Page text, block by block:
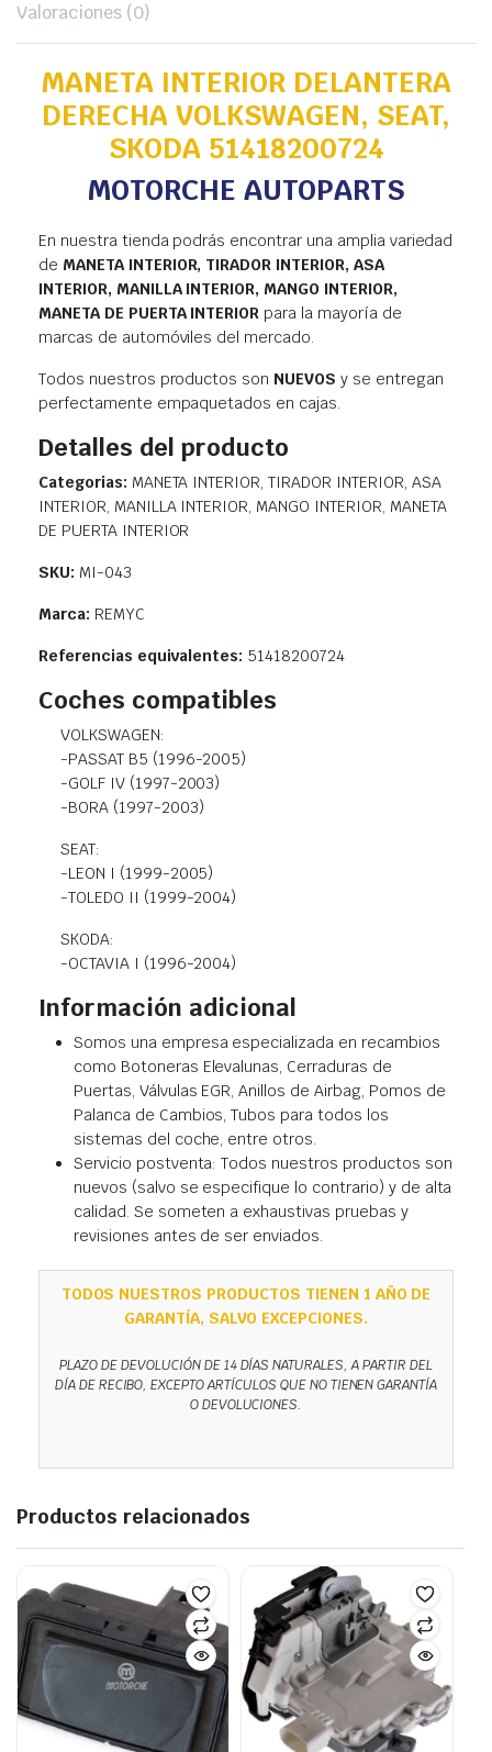
Valoraciones (0)
MANETA INTERIOR DELANTERA
DERECHA VOLKSWAGEN, SEAT,
SKODA 51418200724
MOTORCHE AUTOPARTS
En nuestra tienda podrás encontrar una amplia variedad
de MANETA INTERIOR, TIRADOR INTERIOR, ASA
INTERIOR, MANILLA INTERIOR, MANGO INTERIOR,
MANETA DE PUERTA INTERIOR para la mayoría de
marcas de automóviles del mercado.
Todos nuestros productos son NUEVOS y se entregan
perfectamente empaquetados en cajas.
Detalles del producto
Categorias: MANETA INTERIOR, TIRADOR INTERIOR, ASA
INTERIOR, MANILLA INTERIOR, MANGO INTERIOR, MANETA
DE PUERTA INTERIOR
SKU: MI-043
Marca: REMYC
Referencias equivalentes: 51418200724
Coches compatibles
VOLKSWAGEN:
-PASSAT B5 (1996-2005)
-GOLF IV (1997-2003)
-BORA (1997-2003)
SEAT:
-LEON I (1999-2005)
-TOLEDO II (1999-2004)
SKODA:
-OCTAVIA I (1996-2004)
Información adicional
Somos una empresa especializada en recambios
como Botoneras Elevalunas, Cerraduras de
Puertas, Válvulas EGR, Anillos de Airbag, Pomos de
Palanca de Cambios, Tubos para todos los
sistemas del coche, entre otros.
Servicio postventa: Todos nuestros productos son
nuevos (salvo se especifique lo contrario) y de alta
calidad. Se someten a exhaustivas pruebas y
revisiones antes de ser enviados.
TODOS NUESTROS PRODUCTOS TIENEN 1 AÑO DE
GARANTÍA, SALVO EXCEPCIONES.
PLAZO DE DEVOLUCIÓN DE 14 DÍAS NATURALES, A PARTIR DEL
DÍA DE RECIBO, EXCEPTO ARTÍCULOS QUE NO TIENEN GARANTÍA
O DEVOLUCIONES.
Productos relacionados